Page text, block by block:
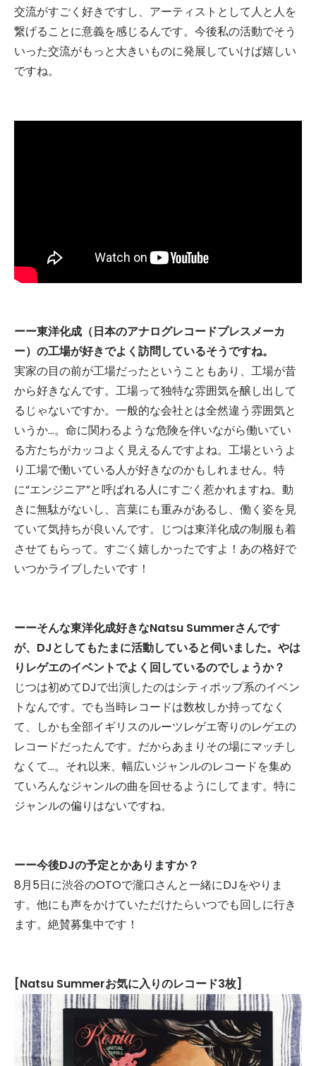
交流がすごく好きですし、アーティストとして人と人を
繋げることに意義を感じるんです。今後私の活動でそう
いった交流がもっと大きいものに発展していけば嬉しい
ですね。
ーー東洋化成（日本のアナログレコードプレスメーカ
ー）の工場が好きでよく訪問しているそうですね。
実家の目の前が工場だったということもあり、工場が昔
から好きなんです。工場って独特な雰囲気を醸し出して
るじゃないですか。一般的な会社とは全然違う雰囲気と
いうか…。命に関わるような危険を伴いながら働いてい
る方たちがカッコよく見えるんですよね。工場というよ
り工場で働いている人が好きなのかもしれません。特
に“エンジニア”と呼ばれる人にすごく惹かれますね。動
きに無駄がないし、言葉にも重みがあるし、働く姿を見
ていて気持ちが良いんです。じつは東洋化成の制服も着
させてもらって。すごく嬉しかったですよ！あの格好で
いつかライブしたいです！
ーーそんな東洋化成好きなNatsu Summerさんです
が、DJとしてもたまに活動していると伺いました。やは
りレゲエのイベントでよく回しているのでしょうか？
じつは初めてDJで出演したのはシティポップ系のイベン
トなんです。でも当時レコードは数枚しか持ってなく
て、しかも全部イギリスのルーツレゲエ寄りのレゲエの
レコードだったんです。だからあまりその場にマッチし
なくて…。それ以来、幅広いジャンルのレコードを集め
ていろんなジャンルの曲を回せるようにしてます。特に
ジャンルの偏りはないですね。
ーー今後DJの予定とかありますか？
8月5日に渋谷のOTOで瀧口さんと一緒にDJをやりま
す。他にも声をかけていただけたらいつでも回しに行き
ます。絶賛募集中です！
[Natsu Summerお気に入りのレコード3枚]